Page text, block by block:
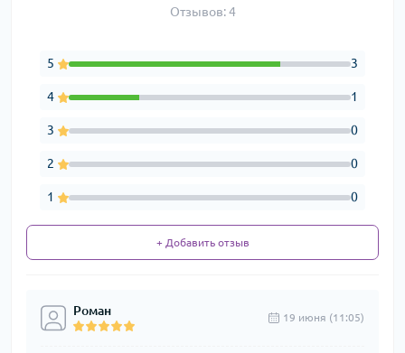
Отзывов: 4
5 3
4 1
3 0
2 0
1 0
+ Добавить отзыв
Роман 19 июня (11:05)